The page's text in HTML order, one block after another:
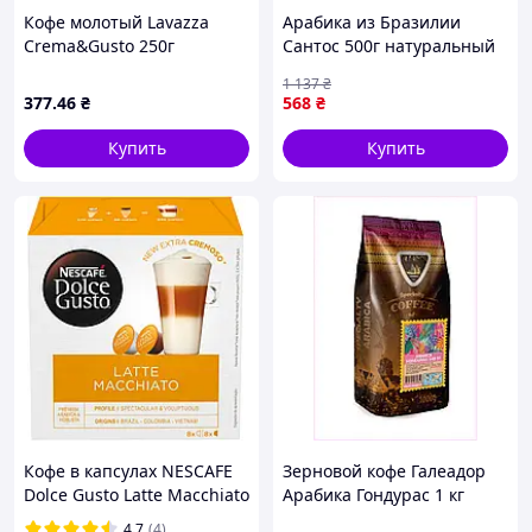
выгодному прайсу.
Мы получаем доступ кнебольшим
микролотам
, которые редко
Прямые контракты и большие объемы
качество и цену, которые сложно
превзойти.
Кофе молотый Lavazza
Crema&Gusto 250г
377.46 ₴
Купить
Арабика из Бразилии
Сантос 500г натуральный
истинных гурманов
568 ₴
1 137₴
Купить
Кофе в капсулах NESCAFE
Dolce Gusto Latte Macchiato
16 шт Нескафе Дольче
Зерновой кофе Галеадор
Арабика Гондурас 1 кг